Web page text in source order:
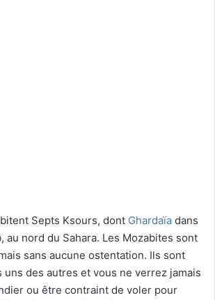
Septs Ksours, dont Ghardaïa dans
au nord du Sahara. Les Mozabites sont
sans aucune ostentation. Ils sont
des autres et vous ne verrez jamais
ou être contraint de voler pour